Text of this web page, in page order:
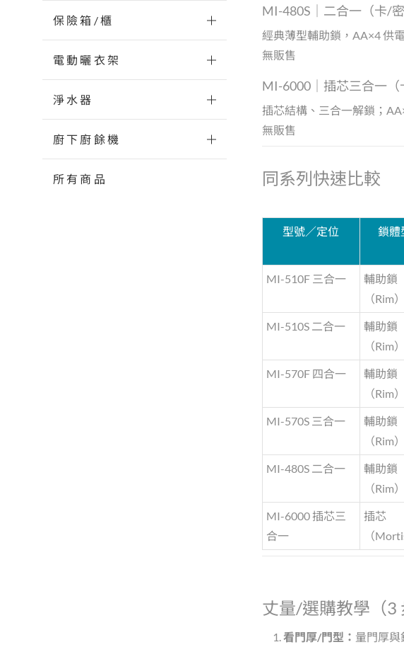
保險箱/櫃
電動曬衣架
淨水器
廚下廚餘機
所有商品
MI-480S｜二合一（卡/密
經典薄型輔助鎖，AA×4 供
無販售
MI-6000｜插芯三合一（
插芯結構、三合一解鎖；
無販售
同系列快速比較
型號／定位
鎖體
MI-510F 三合一
輔助鎖
（Rim）
MI-510S 二合一
輔助鎖
（Rim）
MI-570F 四合一
輔助鎖
（Rim）
MI-570S 三合一
輔助鎖
（Rim）
MI-480S 二合一
輔助鎖
（Rim）
MI-6000插芯三
合一
插芯
（
丈量/選購教學（3
看門厚/門型： 量門厚與